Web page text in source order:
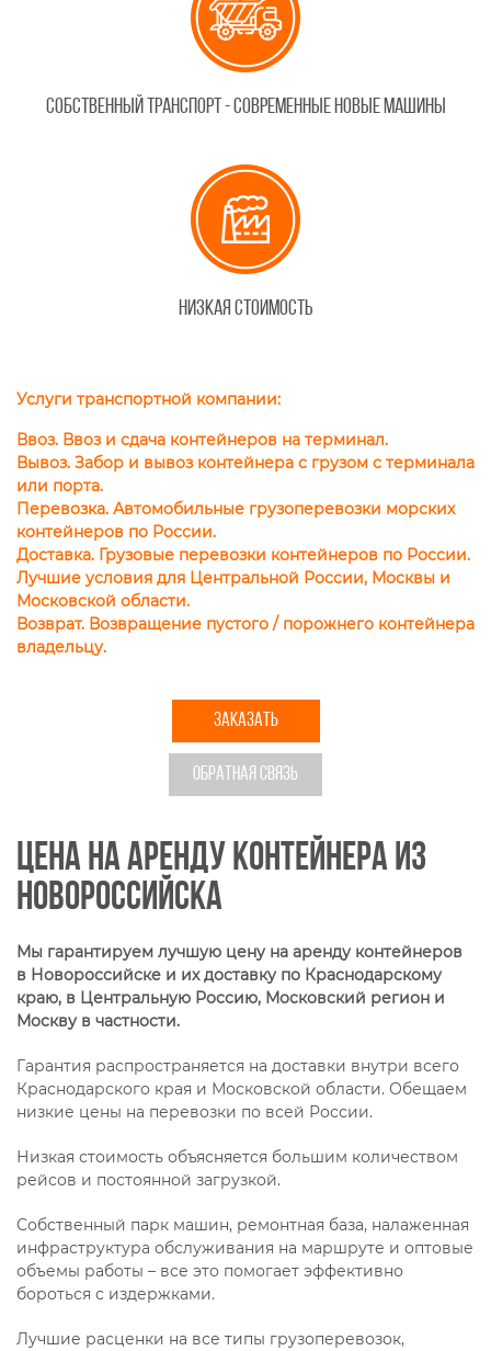
Собственный транспорт - cовременные новые машины
Низкая стоимость
Услуги транспортной компании:
Ввоз. Ввоз и сдача контейнеров на терминал.
Вывоз. Забор и вывоз контейнера с грузом с терминала
или порта.
Перевозка. Автомобильные грузоперевозки морских
контейнеров по России.
Доставка. Грузовые перевозки контейнеров по России.
Лучшие условия для Центральной России, Москвы и
Московской области.
Возврат. Возвращение пустого / порожнего контейнера
владельцу.
ЗАКАЗАТЬ
ОБРАТНАЯ СВЯЗЬ
Цена на аренду контейнера из
Новороссийска
Мы гарантируем лучшую цену на аренду контейнеров
в Новороссийске и их доставку по Краснодарскому
краю, в Центральную Россию, Московский регион и
Москву в частности.
Гарантия распространяется на доставки внутри всего
Краснодарского края и Московской области. Обещаем
низкие цены на перевозки по всей России.
Низкая стоимость объясняется большим количеством
рейсов и постоянной загрузкой.
Собственный парк машин, ремонтная база, налаженная
инфраструктура обслуживания на маршруте и оптовые
объемы работы – все это помогает эффективно
бороться с издержками.
Лучшие расценки на все типы грузоперевозок,